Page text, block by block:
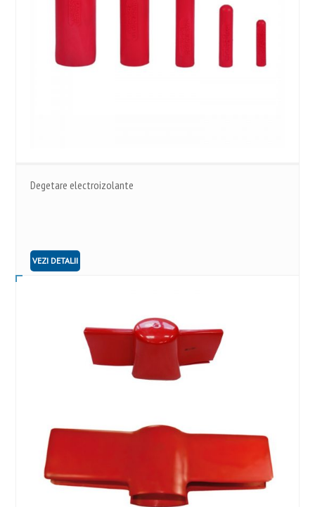
Degetare electroizolante
VEZI DETALII